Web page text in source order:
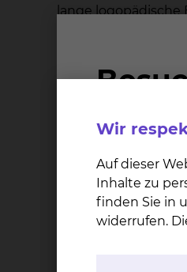
lange logopädische
durchgeführtem
Untersuchung zu
Untersuchungen
wenn beim
nicht bundesweit
bisher kein
Braunschweig
wurde eine
Wir
Auf dieser
Inhalte zu
finden Sie in
widerrufen.